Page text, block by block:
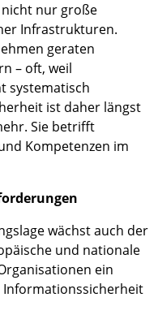
nur große
Infrastrukturen.
geraten
– oft, weil
systematisch
ist daher längst
Sie betrifft
Kompetenzen im
wächst auch der
und nationale
ein